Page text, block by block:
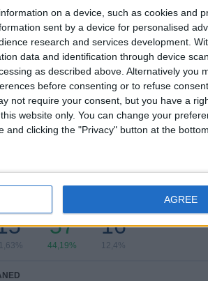
on a device, such as cookies and
sent by a device for personalised
research and services development.
data and identification through device
as described above. Alternatively you
before consenting or to refuse
not require your consent, but you have a
website only. You can change your
clicking the "Privacy" button at the
AGREE
ETTER KONKURRANSER
76 (58,91%)
38 (29,46%)
9 (6,98%)
3 (2,33%)
3 (2,33%)
57
44,19%
16
12,4%